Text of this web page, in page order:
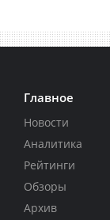
Главное
Новости
Аналитика
Рейтинги
Обзоры
Архив